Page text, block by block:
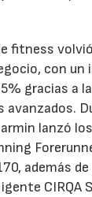
fitness
con un
gracias a
avanzados.
lanzó
además
CIRQA